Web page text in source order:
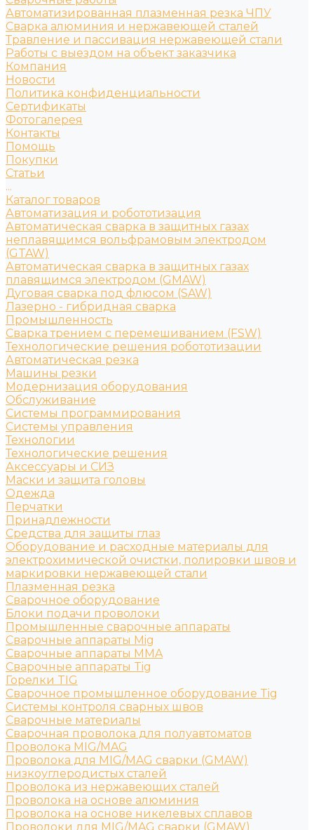
Автоматизированная плазменная резка ЧПУ
Сварка алюминия и нержавеющей сталей
Травление и пассивация нержавеющей стали
Работы с выездом на объект заказчика
Компания
Новости
Политика конфиденциальности
Сертификаты
Фотогалерея
Контакты
Помощь
Покупки
Статьи
...
Каталог товаров
Автоматизация и робототизация
Автоматическая сварка в защитных газах
неплавящимся вольфрамовым электродом
(GTAW)
Автоматическая сварка в защитных газах
плавящимся электродом (GMAW)
Дуговая сварка под флюсом (SAW)
Лазерно - гибридная сварка
Промышленность
Сварка трением с перемешиванием (FSW)
Технологические решения робототизации
Автоматическая резка
Машины резки
Модернизация оборудования
Обслуживание
Системы программирования
Системы управления
Технологии
Технологические решения
Аксессуары и СИЗ
Маски и защита головы
Одежда
Перчатки
Принадлежности
Средства для защиты глаз
Оборудование и расходные материалы для
электрохимической очистки, полировки швов и
маркировки нержавеющей стали
Плазменная резка
Сварочное оборудование
Блоки подачи проволоки
Промышленные сварочные аппараты
Сварочные аппараты Mig
Сварочные аппараты MMA
Сварочные аппараты Tig
Горелки TIG
Сварочное промышленное оборудование Tig
Системы контроля сварных швов
Сварочные материалы
Сварочная проволока для полуавтоматов
Проволока MIG/MAG
Проволока для MIG/MAG сварки (GMAW)
низкоуглеродистых сталей
Проволока из нержавеющих сталей
Проволока на основе алюминия
Проволока на основе никелевых сплавов
Проволоки для MIG/MAG сварки (GMAW)